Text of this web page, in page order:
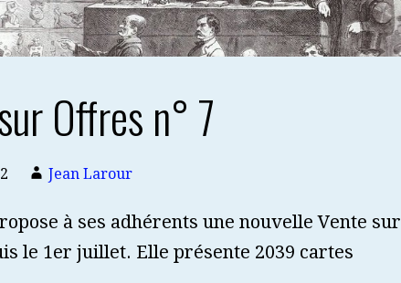
Offres n° 7
Jean Larour
à ses adhérents une nouvelle Vente sur
le 1er juillet. Elle présente 2039 cartes